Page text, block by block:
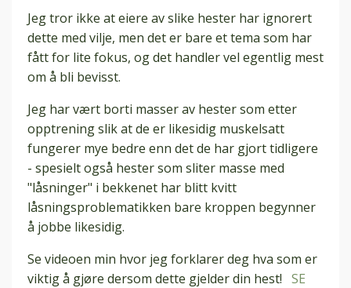
Jeg tror ikke at eiere av slike hester har ignorert
dette med vilje, men det er bare et tema som har
fått for lite fokus, og det handler vel egentlig mest
om å bli bevisst.
Jeg har vært borti masser av hester som etter
opptrening slik at de er likesidig muskelsatt
fungerer mye bedre enn det de har gjort tidligere
- spesielt også hester som sliter masse med
"låsninger" i bekkenet har blitt kvitt
låsningsproblematikken bare kroppen begynner
å jobbe likesidig.
Se videoen min hvor jeg forklarer deg hva som er
viktig å gjøre dersom dette gjelder din hest! SE